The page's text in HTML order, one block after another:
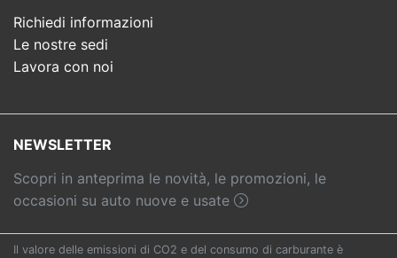
Richiedi informazioni
Le nostre sedi
Lavora con noi
NEWSLETTER
Scopri in anteprima le novità, le promozioni, le
occasioni su auto nuove e usate
Il valore delle emissioni di CO2 e del consumo di carburante è